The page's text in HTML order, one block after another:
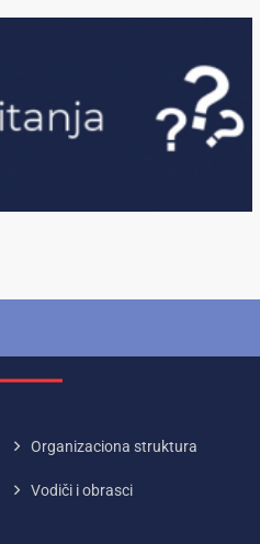
Organizaciona struktura
Vodiči i obrasci